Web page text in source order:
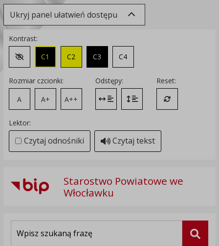
Ukryj panel ułatwień dostępu
Kontrast:
Zmień kontrast na domyślny
C1 C2 C3 C4
Rozmiar czcionki:
A
A+ A++
Odstępy:
Zmień odstęp między literami
Zmień interlinię i margines
Reset:
Przywróć
Lektor:
Czytaj odnośniki Czytaj tekst
Starostwo Powiatowe we
Włocławku